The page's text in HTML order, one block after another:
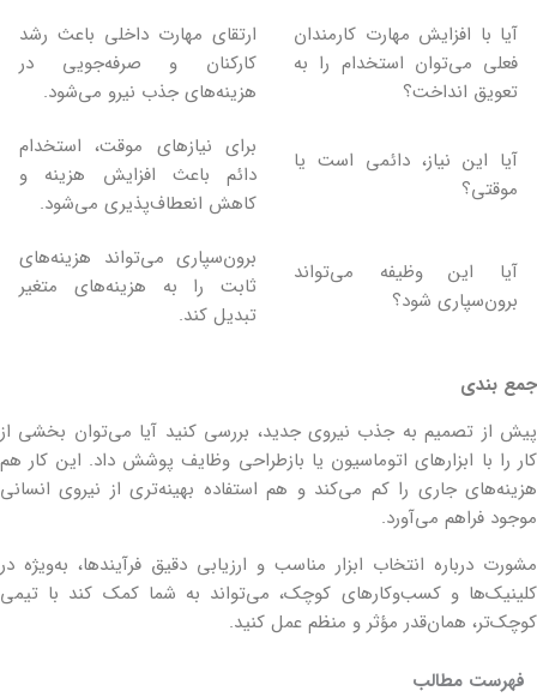
آیا با افزایش مهارت کارمندان
فعلی می‌توان استخدام را به
تعویق انداخت؟
ارتقای مهارت داخلی باعث رشد
کارکنان و صرفه‌جویی در
هزینه‌های جذب نیرو می‌شود.
آیا این نیاز، دائمی است یا
موقتی؟
برای نیازهای موقت، استخدام
دائم باعث افزایش هزینه و
کاهش انعطاف‌پذیری می‌شود.
آیا این وظیفه می‌تواند
برون‌سپاری شود؟
برون‌سپاری می‌تواند هزینه‌های
ثابت را به هزینه‌های متغیر
تبدیل کند.
جمع بندی
پیش از تصمیم به جذب نیروی جدید، بررسی کنید آیا می‌توان بخشی از
کار را با ابزارهای اتوماسیون یا بازطراحی وظایف پوشش داد. این کار هم
هزینه‌های جاری را کم می‌کند و هم استفاده بهینه‌تری از نیروی انسانی
موجود فراهم می‌آورد.
مشورت درباره انتخاب ابزار مناسب و ارزیابی دقیق فرآیندها، به‌ویژه در
کلینیک‌ها و کسب‌وکارهای کوچک، می‌تواند به شما کمک کند با تیمی
کوچک‌تر، همان‌قدر مؤثر و منظم عمل کنید.
فهرست مطالب